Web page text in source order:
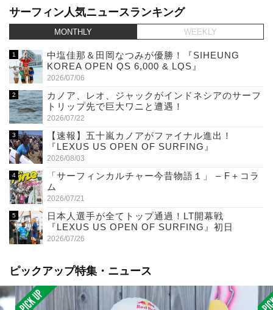
サーフィン人気ニュースランキング
MONTHLY WEEKLY
中塩佳那＆田岡なつみが優勝！『SIHEUNG
KOREA OPEN QS 6,000 & LQS』
2026/07/06
カノア、レオ、ジャックがインドネシアのサーフ
トリップ先で巨大ワニと遭遇！
2026/07/22
【速報】五十嵐カノアがファイナル進出！
『LEXUS US OPEN OF SURFING』
2026/08/03
「サーフィンカルチャー今昔物語１」 – F＋コラ
ム
2026/07/21
日本人選手が全てトップ通過！LT開幕戦
『LEXUS US OPEN OF SURFING』初日
2026/07/26
ピックアップ特集・ニュース